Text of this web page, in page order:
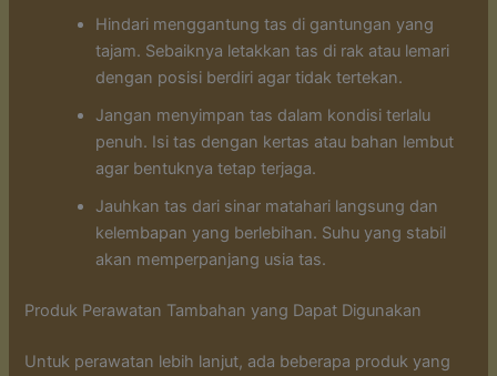
Hindari menggantung tas di gantungan yang
tajam. Sebaiknya letakkan tas di rak atau lemari
dengan posisi berdiri agar tidak tertekan.
Jangan menyimpan tas dalam kondisi terlalu
penuh. Isi tas dengan kertas atau bahan lembut
agar bentuknya tetap terjaga.
Jauhkan tas dari sinar matahari langsung dan
kelembapan yang berlebihan. Suhu yang stabil
akan memperpanjang usia tas.
Produk Perawatan Tambahan yang Dapat Digunakan
Untuk perawatan lebih lanjut, ada beberapa produk yang